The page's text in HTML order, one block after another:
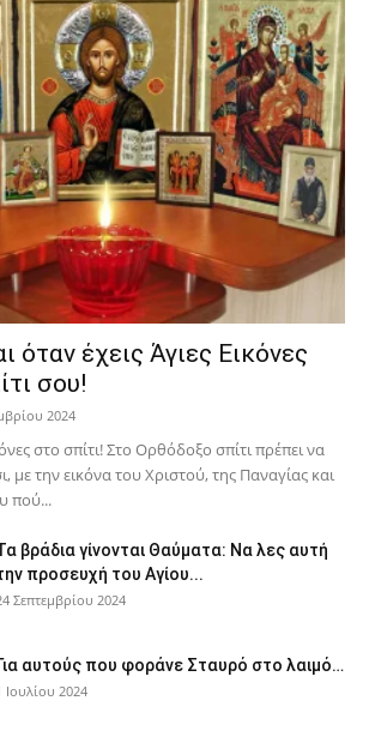
όταν έχεις Άγιες Εικόνες
σου!
2024
στο σπίτι! Στο Ορθόδοξο σπίτι πρέπει να
με την εικόνα του Χριστού, της Παν­αγίας και
πού...
βράδια γίνονται Θαύματα: Να λες αυτή
προσευχή του Αγίου...
Σεπτεμβρίου 2024
αυτούς που φοράνε Σταυρό στο λαιμό…
Ιουλίου 2024